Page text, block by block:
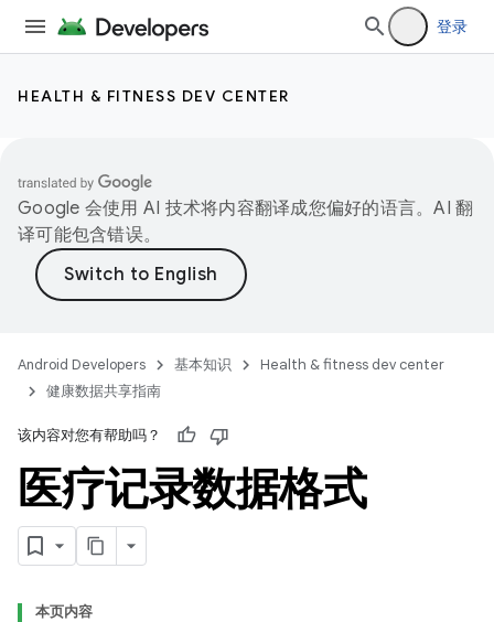
登录
HEALTH & FITNESS DEV CENTER
Google 会使用 AI 技术将内容翻译成您偏好的语言。AI 翻
译可能包含错误。
Android Developers 基本知识
Health & fitness dev center
健康数据共享指南
该内容对您有帮助吗？
医疗记录数据格式
本页内容